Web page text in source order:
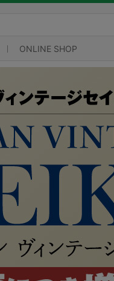
ONLINE SHOP